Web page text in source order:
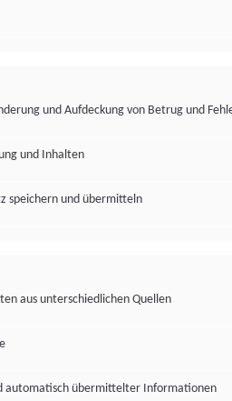
und Aufdeckung von Betrug und
und Inhalten
speichern und übermitteln
aus unterschiedlichen Quellen
automatisch übermittelter Informationen